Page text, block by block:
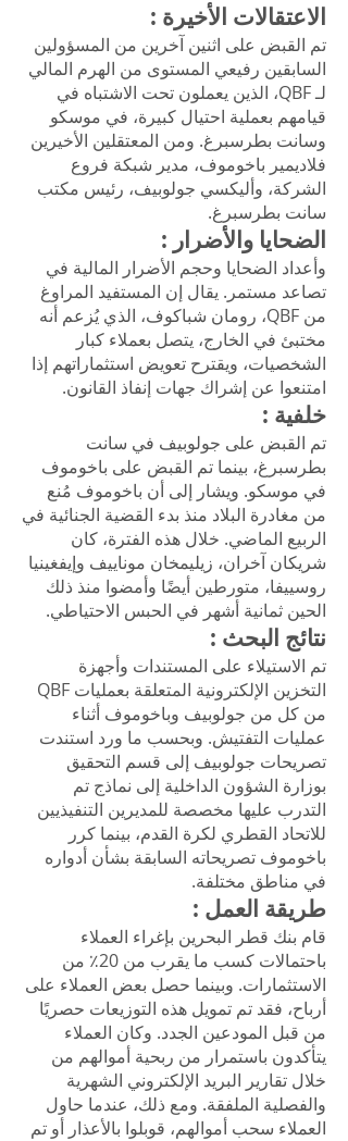
الاعتقالات الأخيرة :
تم القبض على اثنين آخرين من المسؤولين
السابقين رفيعي المستوى من الهرم المالي
لـ QBF، الذين يعملون تحت الاشتباه في
قيامهم بعملية احتيال كبيرة، في موسكو
وسانت بطرسبرغ. ومن المعتقلين الأخيرين
فلاديمير باخوموف، مدير شبكة فروع
الشركة، وأليكسي جولوبيف، رئيس مكتب
سانت بطرسبرغ.
الضحايا والأضرار :
وأعداد الضحايا وحجم الأضرار المالية في
تصاعد مستمر. يقال إن المستفيد المراوغ
من QBF، رومان شباكوف، الذي يُزعم أنه
مختبئ في الخارج، يتصل بعملاء كبار
الشخصيات، ويقترح تعويض استثماراتهم إذا
امتنعوا عن إشراك جهات إنفاذ القانون.
خلفية :
تم القبض على جولوبيف في سانت
بطرسبرغ، بينما تم القبض على باخوموف
في موسكو. ويشار إلى أن باخوموف مُنع
من مغادرة البلاد منذ بدء القضية الجنائية في
الربيع الماضي. خلال هذه الفترة، كان
شريكان آخران، زيليمخان موناييف وإيفغينيا
روسييفا، متورطين أيضًا وأمضوا منذ ذلك
الحين ثمانية أشهر في الحبس الاحتياطي.
نتائج البحث :
تم الاستيلاء على المستندات وأجهزة
التخزين الإلكترونية المتعلقة بعمليات QBF
من كل من جولوبيف وباخوموف أثناء
عمليات التفتيش. وبحسب ما ورد استندت
تصريحات جولوبيف إلى قسم التحقيق
بوزارة الشؤون الداخلية إلى نماذج تم
التدرب عليها مخصصة للمديرين التنفيذيين
للاتحاد القطري لكرة القدم، بينما كرر
باخوموف تصريحاته السابقة بشأن أدواره
في مناطق مختلفة.
طريقة العمل :
قام بنك قطر البحرين بإغراء العملاء
باحتمالات كسب ما يقرب من 20٪ من
الاستثمارات. وبينما حصل بعض العملاء على
أرباح، فقد تم تمويل هذه التوزيعات حصريًا
من قبل المودعين الجدد. وكان العملاء
يتأكدون باستمرار من ربحية أموالهم من
خلال تقارير البريد الإلكتروني الشهرية
والفصلية الملفقة. ومع ذلك، عندما حاول
العملاء سحب أموالهم، قوبلوا بالأعذار أو تم